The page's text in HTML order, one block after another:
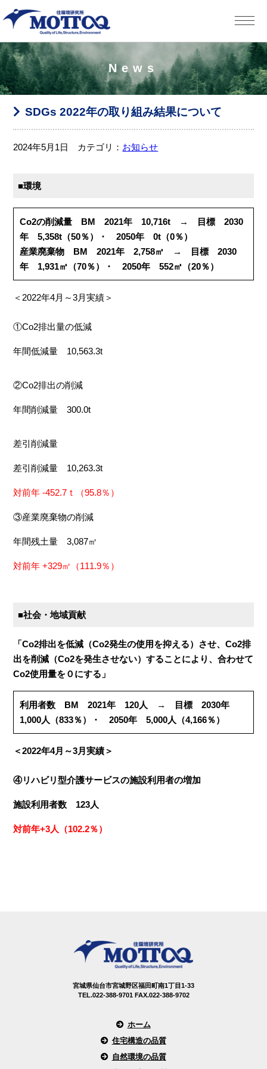
News
SDGs 2022年の取り組み結果について
2024年5月1日 カテゴリ： お知らせ
■環境
Co2の削減量 BM 2021年 10,716t → 目標 2030
年 5,358t（50％）・ 2050年 0t（0％）
産業廃棄物 BM 2021年 2,758㎥ → 目標 2030
年 1,931㎥（70％）・ 2050年 552㎥（20％）
＜2022年4月～3月実績＞
①Co2排出量の低減
年間低減量 10,563.3t
②Co2排出の削減
年間削減量 300.0t
差引削減量
差引削減量 10,263.3t
対前年 -452.7ｔ（95.8％）
③産業廃棄物の削減
年間残土量 3,087㎥
対前年 +329㎥（111.9％）
■社会・地域貢献
「Co2排出を低減（Co2発生の使用を抑える）させ、Co2排
出を削減（Co2を発生させない）することにより、合わせて
Co2使用量を０にする」
利用者数 BM 2021年 120人 → 目標 2030年
1,000人（833％）・ 2050年 5,000人（4,166％）
＜2022年4月～3月実績＞
④リハビリ型介護サービスの施設利用者の増加
施設利用者数 123人
対前年+3人（102.2％）
宮城県仙台市宮城野区福田町南1丁目1-33
TEL.022-388-9701 FAX.022-388-9702
ホーム
住宅構造の品質
自然環境の品質